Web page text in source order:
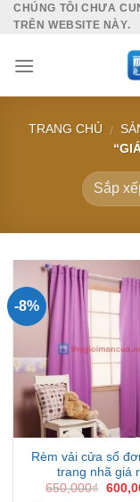
SkipCHÚNG TÔI CHƯA
TRÊN WEBSITE NÀY.
TRANG CHỦ /
-8%
Rèm vải cửa sổ
trang nhã giá
650,000₫ Giá